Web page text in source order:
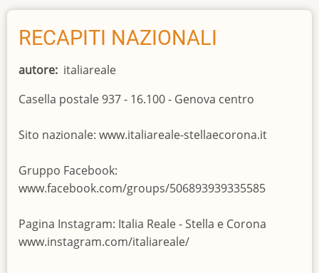
RECAPITI NAZIONALI
autore italiareale
Casella postale 937 - 16.100 - Genova centro
Sito nazionale: www.italiareale-stellaecorona.it
Gruppo Facebook:
www.facebook.com/groups/506893939335585
Pagina Instagram: Italia Reale - Stella e Corona
www.instagram.com/italiareale/